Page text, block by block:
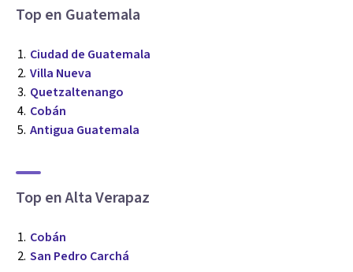
Top en Guatemala
Ciudad de Guatemala
Villa Nueva
Quetzaltenango
Cobán
Antigua Guatemala
Top en Alta Verapaz
Cobán
San Pedro Carchá